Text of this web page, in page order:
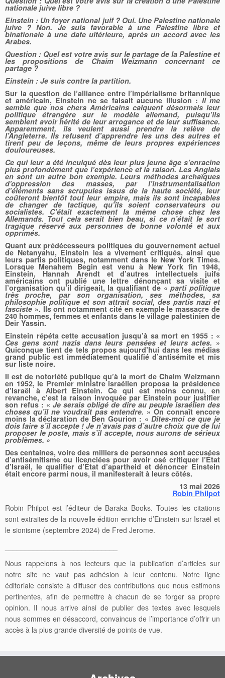
nationale juive libre ?
Einstein : Un foyer national juif ? Oui. Une Palestine nationale
juive ? Non. Je suis favorable à une Palestine libre et
binationale à une date ultérieure, après un accord avec les
Arabes.
Question : Quel est votre avis sur le partage de la Palestine et
les propositions de Chaim Weizmann concernant ce
partage ?
Einstein : Je suis contre la partition.
Sur la question de l’alliance entre l’impérialisme britannique
et américain, Einstein ne se faisait aucune illusion : Il me
semble que nos chers Américains calquent désormais leur
politique étrangère sur le modèle allemand, puisqu’ils
semblent avoir hérité de leur arrogance et de leur suffisance.
Apparemment, ils veulent aussi prendre la relève de
l’Angleterre. Ils refusent d’apprendre les uns des autres et
tirent peu de leçons, même de leurs propres expériences
douloureuses.
Ce qui leur a été inculqué dès leur plus jeune âge s’enracine
plus profondément que l’expérience et la raison. Les Anglais
en sont un autre bon exemple. Leurs méthodes archaïques
d’oppression des masses, par l’instrumentalisation
d’éléments sans scrupules issus de la haute société, leur
coûteront bientôt tout leur empire, mais ils sont incapables
de changer de tactique, qu’ils soient conservateurs ou
socialistes. C’était exactement la même chose chez les
Allemands. Tout cela serait bien beau, si ce n’était le sort
tragique réservé aux personnes de bonne volonté et aux
opprimés.
Quant aux prédécesseurs politiques du gouvernement actuel
de Netanyahu, Einstein les a vivement critiqués, ainsi que
leurs partis politiques, notamment dans le New York Times.
Lorsque Menahem Begin est venu à New York fin 1948,
Einstein, Hannah Arendt et d’autres intellectuels juifs
américains ont publié une lettre dénonçant sa visite et
l’organisation qu’il dirigeait, la qualifiant de «parti politique
très proche, par son organisation, ses méthodes, sa
philosophie politique et son attrait social, des partis nazi et
fasciste ». Ils ont notamment cité en exemple le massacre de
240 hommes, femmes et enfants dans le village palestinien de
Deir Yassin.
Einstein répéta cette accusation jusqu’à sa mort en 1955 : «
Ces gens sont nazis dans leurs pensées et leurs actes. »
Quiconque tient de tels propos aujourd’hui dans les médias
grand public est immédiatement qualifié d’antisémite et mis
sur liste noire.
Il est de notoriété publique qu’à la mort de Chaim Weizmann
en 1952, le Premier ministre israélien proposa la présidence
d’Israël à Albert Einstein. Ce qui est moins connu, en
revanche, c’est la raison invoquée par Einstein pour justifier
son refus : « Je serais obligé de dire au peuple israélien des
choses qu’il ne voudrait pas entendre. » On connaît encore
moins la déclaration de Ben Gourion : «Dites-moi ce que je
dois faire s’il accepte ! Je n’avais pas d’autre choix que de lui
proposer le poste, mais s’il accepte, nous aurons de sérieux
problèmes. »
Des centaines, voire des milliers de personnes sont accusées
d’antisémitisme ou licenciées pour avoir osé critiquer l’État
d’Israël, le qualifier d’État d’apartheid et dénoncer Einstein
était encore parmi nous, il manifesterait à leurs côtés.
13 mai 2026
Robin Philpot
Robin Philpot est l’éditeur de Baraka Books. Toutes les citations
sont extraites de la nouvelle édition enrichie d’Einstein sur Israël et
le sionisme (septembre 2024) de Fred Jerome.
Nous rappelons à nos lecteurs que la publication d’articles sur
notre site ne vaut pas adhésion à leur contenu. Notre ligne
éditoriale consiste à diffuser des contributions que nous estimons
pertinentes, afin de permettre à chacun de se forger sa propre
opinion. Il nous arrive ainsi de publier des textes avec lesquels
nous sommes en désaccord, convaincus de l’importance d’offrir un
accès à la plus grande diversité de points de vue.